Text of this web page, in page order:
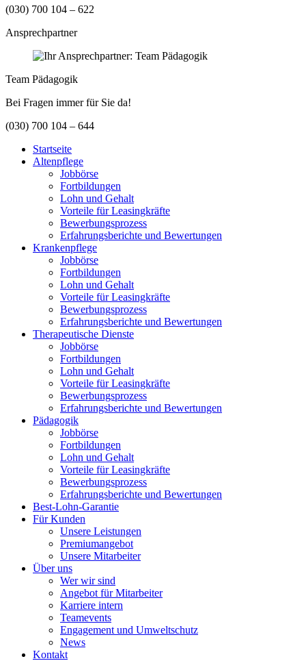
(030) 700 104 – 622
Ansprechpartner
Team Pädagogik
Bei Fragen immer für Sie da!
(030) 700 104 – 644
Startseite
Altenpflege
Jobbörse
Fortbildungen
Lohn und Gehalt
Vorteile für Leasingkräfte
Bewerbungsprozess
Erfahrungsberichte und Bewertungen
Krankenpflege
Jobbörse
Fortbildungen
Lohn und Gehalt
Vorteile für Leasingkräfte
Bewerbungsprozess
Erfahrungsberichte und Bewertungen
Therapeutische Dienste
Jobbörse
Fortbildungen
Lohn und Gehalt
Vorteile für Leasingkräfte
Bewerbungsprozess
Erfahrungsberichte und Bewertungen
Pädagogik
Jobbörse
Fortbildungen
Lohn und Gehalt
Vorteile für Leasingkräfte
Bewerbungsprozess
Erfahrungsberichte und Bewertungen
Best-Lohn-Garantie
Für Kunden
Unsere Leistungen
Premiumangebot
Unsere Mitarbeiter
Über uns
Wer wir sind
Angebot für Mitarbeiter
Karriere intern
Teamevents
Engagement und Umweltschutz
News
Kontakt